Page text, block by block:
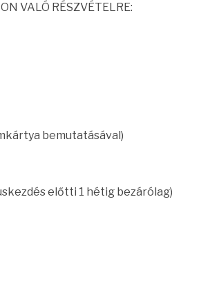
VALÓ RÉSZVÉTELRE:
bemutatásával)
előtti 1 hétig bezárólag)